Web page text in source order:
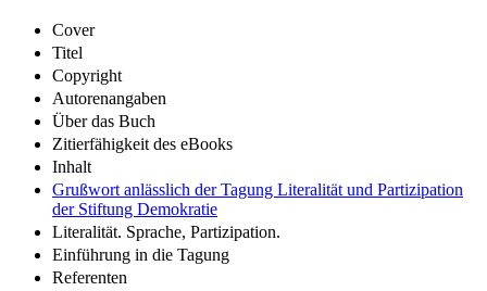
Cover
Titel
Copyright
Autorenangaben
Über das Buch
Zitierfähigkeit des eBooks
Inhalt
Grußwort anlässlich der Tagung Literalität und Partizipation
der Stiftung Demokratie
Literalität. Sprache, Partizipation.
Einführung in die Tagung
Referenten